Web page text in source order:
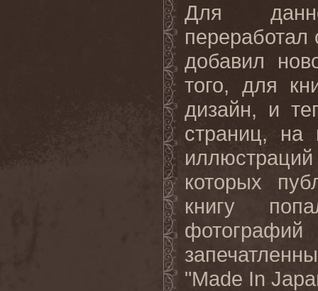
Для
переработал
добавил
того, для
дизайн, и
страниц, на
которых
книгу
"Made In